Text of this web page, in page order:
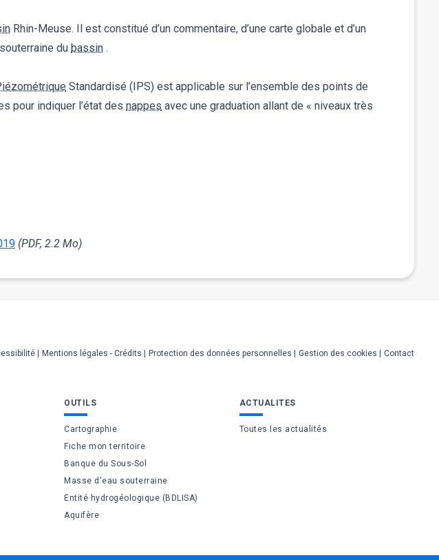
Rhin-Meuse. Il est constitué d’un commentaire, d’une carte globale et d’un
du bassin .
Standardisé (IPS) est applicable sur l’ensemble des points de
pour indiquer l’état des nappes avec une graduation allant de « niveaux très
(PDF, 2.2 Mo)
Mentions légales - Crédits Protection des données personnelles Gestion des cookies Contact
OUTILS
Cartographie
Fiche mon territoire
Banque du Sous-Sol
Masse d'eau souterraine
Entité hydrogéologique (BDLISA)
Aquifère
ACTUALITES
Toutes les actualités